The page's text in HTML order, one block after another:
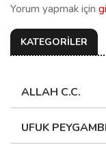
Yorum yapmak için
KATEGORİLER
ALLAH C.C.
UFUK